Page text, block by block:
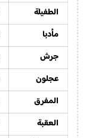
الطفيلة
مأدبا
جرش
عجلون
المفرق
العقبة